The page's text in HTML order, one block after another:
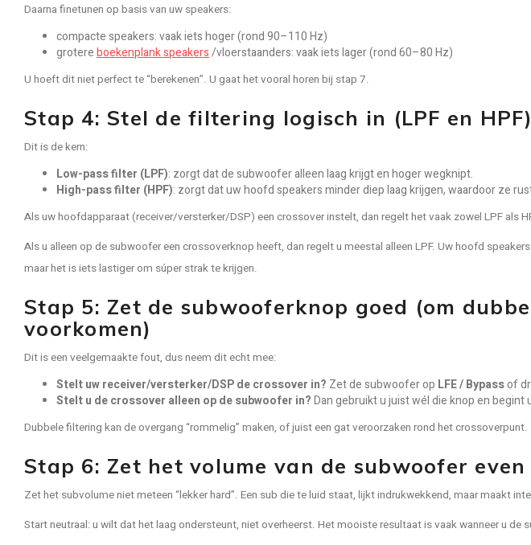
Daarna finetunen op basis van uw speakers:
compacte speakers: vaak iets hoger (rond 90–110 Hz)
grotereboekenplank speakers/vloerstaanders: vaak iets lager (rond 60–80 Hz)
U hoeft dit niet perfect te “berekenen”. U gaat het vooral horen bij stap 7.
Stap 4: Stel de filtering logisch in (LPF en HPF)
Dit is de kern:
Low-pass filter (LPF): zorgt dat de subwoofer alleen laag krijgt en hoger wegknipt.
High-pass filter (HPF): zorgt dat uw hoofd speakers minder diep laag krijgen, waardoor ze
Als uw hoofdapparaat (receiver/versterker/DSP) een crossover instelt, dan regelt het vaak zowel LPF als
Als u alleen op de subwoofer een crossoverknop heeft, dan regelt u meestal alleen LPF. Uw hoofd
maar het is iets lastiger om súper strak te krijgen.
Stap 5: Zet de subwooferknop goed (om
voorkomen)
Dit is een veelgemaakte fout, dus neem dit echt mee:
Stelt uw receiver/versterker/DSP de crossover in? Zet de subwoofer op LFE / Bypassof
Stelt u de crossover alleen op de subwoofer in?Dan gebruikt u juist wél die knop en begint
Dubbele filtering kan de overgang “rommelig” maken, of juist een gat veroorzaken rond het crossoverpunt.
Stap 6: Zet het volume van de subwoofer
Zet het subvolume niet meteen “lekker hard”. Een sub die te luid staat, lijkt indrukwekkend, maar maakt
Start neutraal: u wilt dat het laag ondersteunt, niet overheerst. Het mooiste resultaat is vaak wanneer u de